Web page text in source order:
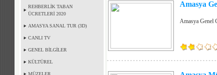
REHBERLİK TABAN
ÜCRETLERİ 2020
AMASYA SANAL TUR (3D)
CANLI TV
GENEL BİLGİLER
KÜLTÜREL
MÜZELER
Amasya
Amasya Genel